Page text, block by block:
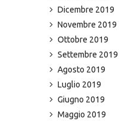
Dicembre 2019
Novembre 2019
Ottobre 2019
Settembre 2019
Agosto 2019
Luglio 2019
Giugno 2019
Maggio 2019